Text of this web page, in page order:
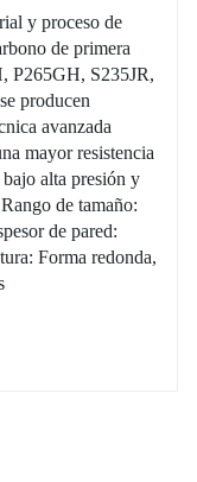
y proceso de
de primera
P265GH, S235JR,
producen
avanzada
mayor resistencia
alta presión y
de tamaño:
de pared:
Forma redonda,